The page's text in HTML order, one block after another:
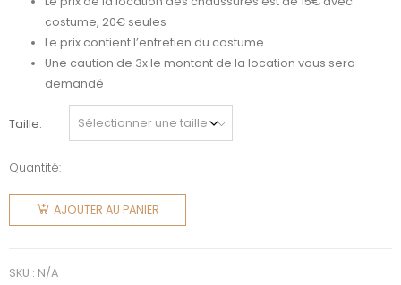
costume, 20€ seules
Le prix contient l’entretien du costume
Une caution de 3x le montant de la location vous sera
demandé
Taille
Quantité:
quantité
de Lola AJOUTER AU PANIER
SKU : N/A